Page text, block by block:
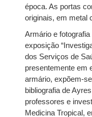
época. As portas
originais, em metal
Armário e
exposição
dos Serviços de
presentemente em
armário, expõem-
bibliografia de
professores e
Medicina Tropical,